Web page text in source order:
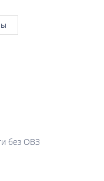
без ОВЗ